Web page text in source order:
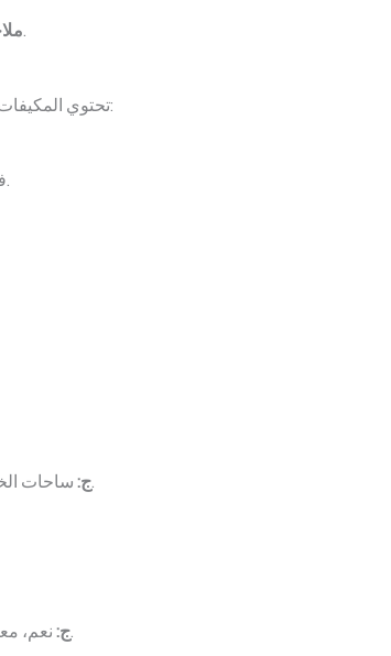
قيمة الخردة غالباً تعتمد على كمية النحاس داخل الكمبروسر.
تحتوي المكيفات القديمة على غازات مثل الفريون التي يجب التعامل معها بشكل آمن:
فكر في التبرع بالمكيفات التي لا تزال تعمل للجمعيات الخيرية.
ج:ساحات الخردة بالقرب من المنطقة الصناعية أو سوق الخردة بين الخبر والدمام.
ج:نعم، معظم التجار المحليين وساحات الخردة يقدمون خدمة الاستلام المجاني.